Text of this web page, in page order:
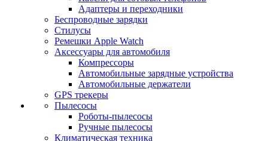
Адаптеры и переходники
Беспроводные зарядки
Стилусы
Ремешки Apple Watch
Аксессуары для автомобиля
Компрессоры
Автомобильные зарядные устройства
Автомобильные держатели
GPS трекеры
Пылесосы
Роботы-пылесосы
Ручные пылесосы
Климатическая техника